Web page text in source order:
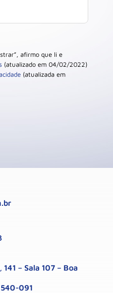
afirmo que li e
(atualizado em 04/02/2022)
(atualizada em
– Sala 107 – Boa
091